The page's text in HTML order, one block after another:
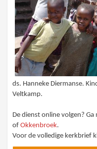
ds. Hanneke Diermanse.
Veltkamp.
De dienst online volgen?
ofOkkenbroek.
Voor de volledige kerkbrief